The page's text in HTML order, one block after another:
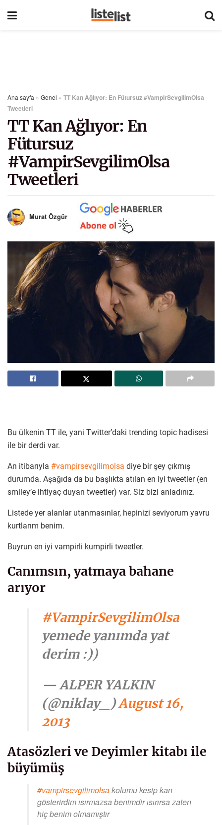
Ana sayfa » Genel » TT Kan Ağlıyor: En Fütursuz #VampirSevgilimOlsa
Tweetleri
TT Kan Ağlıyor: En
Fütursuz
#VampirSevgilimOlsa
Tweetleri
Murat Özgür
Bu ülkenin TT ile, yani Twitter’daki trending topic hadisesi
ile bir derdi var.
An itibarıyla #vampirsevgilimolsa diye bir şey çıkmış
durumda. Aşağıda da bu başlıkta atılan en iyi tweetler (en
smiley’e ihtiyaç duyan tweetler) var. Siz bizi anladınız.
Listede yer alanlar utanmasınlar, hepinizi seviyorum yavru
kurtlarım benim.
Buyrun en iyi vampirli kumpirli tweetler.
Canımsın, yatmaya bahane
arıyor
#VampirSevgilimOlsa
yemede yanımda yat
derim :))
— ALPER YALKIN
(@niklay_)August 16,
2013
Atasözleri ve Deyimler kitabı ile
büyümüş
#vampirsevgilimolsakolumu kesip kan
gösterirdim ısırmazsa benimdir ısırırsa zaten
hiç benim olmamıştır